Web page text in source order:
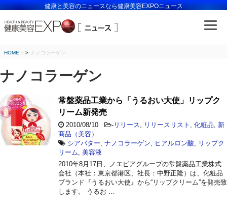
健康と美容のニュースなら健康美容EXPOニュース
HOME > ナノコラーゲン
ナノコラーゲン
常盤薬品工業から「うるおい大使」リップク
リーム新発売
2010/08/10 - リリース リリースリスト 化粧品
新
商品（美容）
シアバター ナノコラーゲン ヒアルロン酸
リップク
リーム 美容液
2010年8月17日、ノエビアグループの常盤薬品工業株式
会社（本社：東京都港区、社長：中野正隆）は、化粧品
ブランド『うるおい大使』から“リップクリーム”を発売致
します。 うるお …